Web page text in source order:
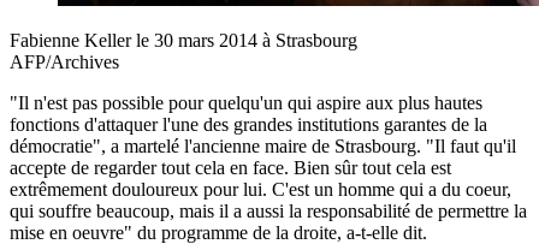
Fabienne Keller le 30 mars 2014 à Strasbourg
AFP/Archives
"Il n'est pas possible pour quelqu'un qui aspire aux plus hautes
fonctions d'attaquer l'une des grandes institutions garantes de la
démocratie", a martelé l'ancienne maire de Strasbourg. "Il faut qu'il
accepte de regarder tout cela en face. Bien sûr tout cela est
extrêmement douloureux pour lui. C'est un homme qui a du coeur,
qui souffre beaucoup, mais il a aussi la responsabilité de permettre la
mise en oeuvre" du programme de la droite, a-t-elle dit.